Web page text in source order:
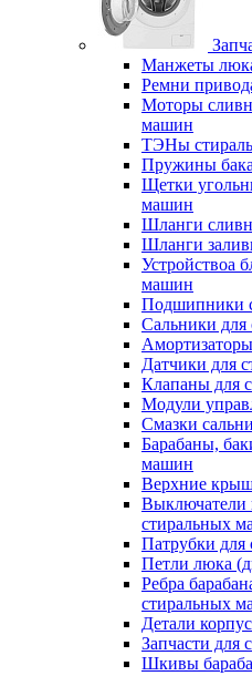
Манжеты
Ремни
Моторы
машин
ТЭНы
Пружины
Щетки
машин
Шланги
Шланги
Устройствоа
машин
Подшипники
Сальники
Датчики для
Клапаны для
Модули
Смазки
Барабаны,
машин
Верхние
Выключатели
стиральных
Патрубки
Петли люка
Ребра
стиральных
Детали
Запчасти для
Шкивы